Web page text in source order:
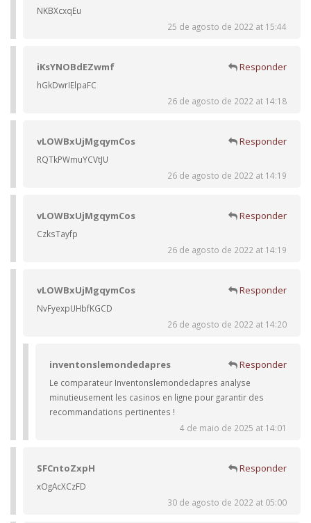
NKBXcxqEu
25 de agosto de 2022 at 15:44
iKsYNOBdEZwmf Responder
hGkDwrIElpaFC
26 de agosto de 2022 at 14:18
vLOWBxUjMgqymCos Responder
RQTkPWmuYCVtJU
26 de agosto de 2022 at 14:19
vLOWBxUjMgqymCos Responder
CzksTayfp
26 de agosto de 2022 at 14:19
vLOWBxUjMgqymCos Responder
NvFyexpUHbfKGCD
26 de agosto de 2022 at 14:20
inventonslemondedapres Responder
Le comparateur Inventonslemondedapres analyse
minutieusement les casinos en ligne pour garantir des
recommandations pertinentes !
4 de maio de 2025 at 14:01
SFCntoZxpH Responder
xOgAcXCzFD
30 de agosto de 2022 at 05:00